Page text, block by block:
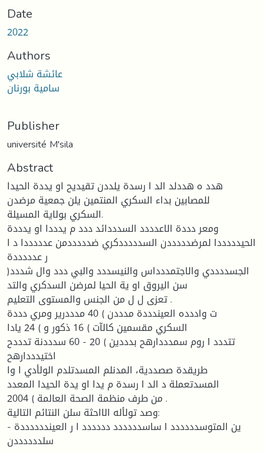
Date
2022
Authors
عائشة شلابي
سامية بورنان
Publisher
université M'sila
Abstract
هدد ه هددلد الد ا رسدة يلددن تقيديح او يددة الحيدا
للمصابين بداء السكري المنتمين يلن جمعية مرضدن
السكري بولاية المسيلة.
ومعر دددة الاعدددد السدددائد ددد م يدددا او يدددة
الحيدددددا لمرضدددددن السدددددكري ضدددددمن عدددددا د ا
ر عدددددة
)الجسددددي والاجتمددداس والنيسددد والبي ددد وال شددد
سن اليروق او ية الحيا لمرضن السدكري والتد
تعزى ل ل من الجنس والمستوى التعليم .
ت واددده العيندددة مدددن ) 40 مدددرير ومري دددة
السكري مقسمين كالآت ) 16 ذكور و ) 24 يادا
تتددد ا روم سمدددارهح بدددين ) 20 - 60 سدددنة تدددح
اختيدددارهح
طريقدة صصددية، المدنلم المسدتلدم الولأدي ا وا
المسدتعملة د الد ا رسدة م يدا او يدة الحيدا المعدد
من طرف منظمة الصحة العالمة ) 2004 .
وصد تولأله الااحثة سلن النتائم التالية:
- ين المتوسدددددد ا ساسدددددد دددددد ا ر العينددددددة
سلددددددن